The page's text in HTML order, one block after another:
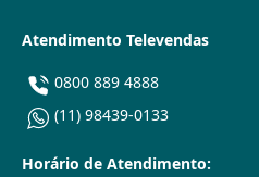
Atendimento Televendas
0800 889 4888
(11) 98439-0133
Horário de Atendimento: